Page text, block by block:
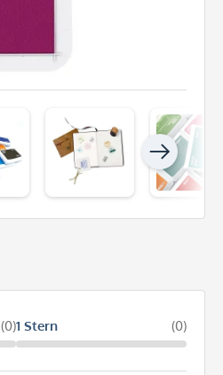
(0)1 Stern (0)